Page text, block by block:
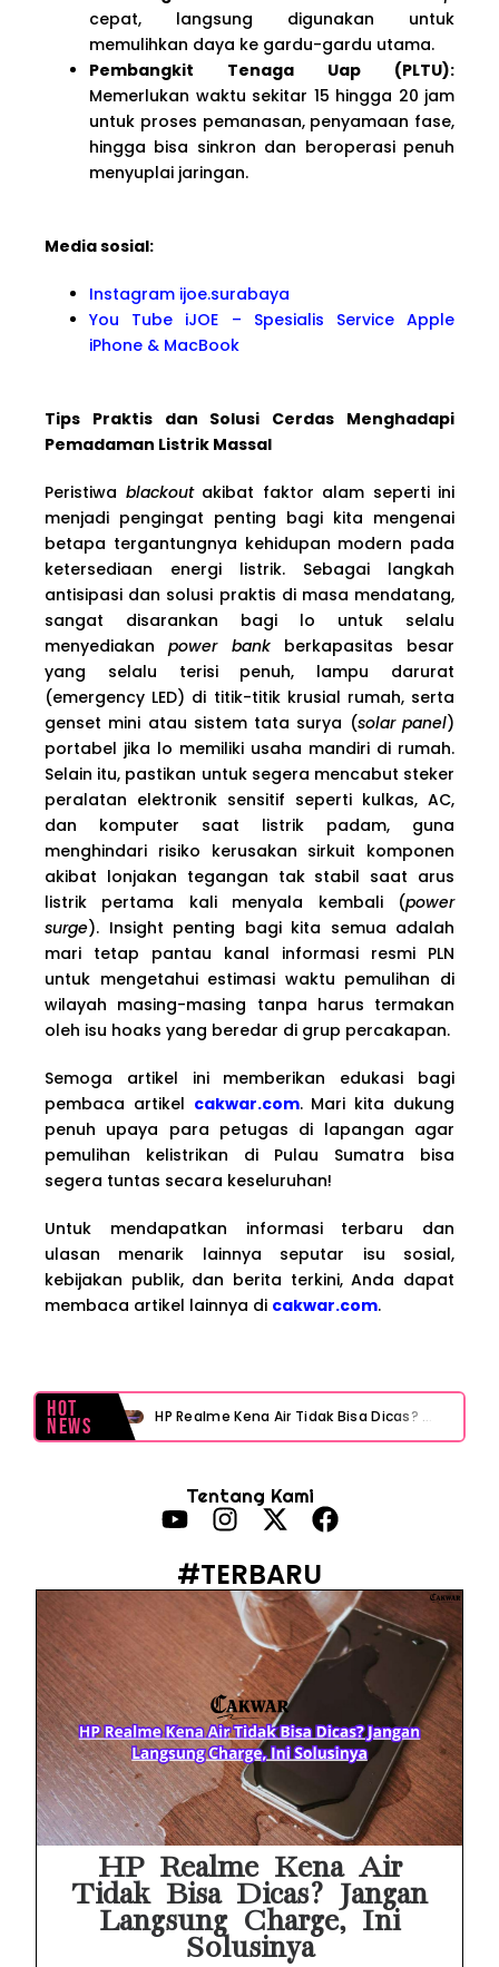
cepat, langsung digunakan untuk
memulihkan daya ke gardu-gardu utama.
Pembangkit Tenaga Uap (PLTU):
Memerlukan waktu sekitar 15 hingga 20 jam
untuk proses pemanasan, penyamaan fase,
hingga bisa sinkron dan beroperasi penuh
menyuplai jaringan.
Media sosial:
Instagram ijoe.surabaya
You Tube iJOE – Spesialis Service Apple
iPhone & MacBook
Tips Praktis dan Solusi Cerdas Menghadapi
Pemadaman Listrik Massal
Peristiwa blackoutakibat faktor alam seperti ini
menjadi pengingat penting bagi kita mengenai
betapa tergantungnya kehidupan modern pada
ketersediaan energi listrik. Sebagai langkah
antisipasi dan solusi praktis di masa mendatang,
sangat disarankan bagi lo untuk selalu
menyediakanpower bankberkapasitas besar
yang selalu terisi penuh, lampu darurat
(emergency LED) di titik-titik krusial rumah, serta
genset mini atau sistem tata surya (solar panel)
portabel jika lo memiliki usaha mandiri di rumah.
Selain itu, pastikan untuk segera mencabut steker
peralatan elektronik sensitif seperti kulkas, AC,
dan komputer saat listrik padam, guna
menghindari risiko kerusakan sirkuit komponen
akibat lonjakan tegangan tak stabil saat arus
listrik pertama kali menyala kembali (power
surge). Insight penting bagi kita semua adalah
mari tetap pantau kanal informasi resmi PLN
untuk mengetahui estimasi waktu pemulihan di
wilayah masing-masing tanpa harus termakan
oleh isu hoaks yang beredar di grup percakapan.
Semoga artikel ini memberikan edukasi bagi
pembaca artikel cakwar.com. Mari kita dukung
penuh upaya para petugas di lapangan agar
pemulihan kelistrikan di Pulau Sumatra bisa
segera tuntas secara keseluruhan!
Untuk mendapatkan informasi terbaru dan
ulasan menarik lainnya seputar isu sosial,
kebijakan publik, dan berita terkini, Anda dapat
membaca artikel lainnya di cakwar.com.
Hot
News HP Realme Kena Air Tidak Bisa Dicas? Jangan Langsung Charge, Ini Solusinya
Kejagung Tetapkan Tersangka Baru Korupsi BGN! Ulasan Skandal Pengadaan
Istana Tegur Gaya Komunikasi Menteri PU Dody Hanggodo: Ulasan Komunikasi Krisis Pejabat Publik
Menteri PU Bidik Pidana Kasus Surat Cuti ASN Palsu! Begini Tanggapan PERADI YLC Surakarta
Heboh Dugaan Surat Cuti ASN Palsu di Kementerian PU! Begini Pandangan Hukum PERADI YLC Surakarta
iMac Kesayangan Makin Lemot? Waspadai 6 Kebiasaan Sepele Ini yang Bikin Performa iMac Drop
Tentang Kami
#TERBARU
HP Realme Kena Air
Tidak Bisa Dicas? Jangan
Langsung Charge, Ini
Solusinya